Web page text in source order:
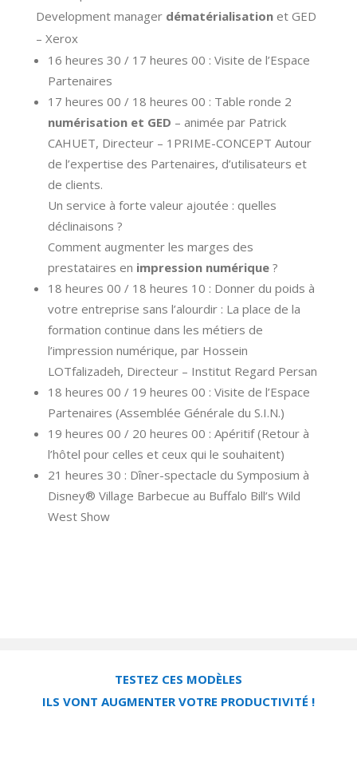
Development manager dématérialisationet GED
– Xerox
16 heures 30 / 17 heures 00 : Visite de l’Espace
Partenaires
17 heures 00 / 18 heures 00 : Table ronde 2
numérisation et GED – animée par Patrick
CAHUET, Directeur – 1PRIME-CONCEPT Autour
de l’expertise des Partenaires, d’utilisateurs et
de clients.
Un service à forte valeur ajoutée : quelles
déclinaisons ?
Comment augmenter les marges des
prestataires en impression numérique?
18 heures 00 / 18 heures 10 : Donner du poids à
votre entreprise sans l’alourdir : La place de la
formation continue dans les métiers de
l’impression numérique, par Hossein
LOTfalizadeh, Directeur – Institut Regard Persan
18 heures 00 / 19 heures 00 : Visite de l’Espace
Partenaires (Assemblée Générale du S.I.N.)
19 heures 00 / 20 heures 00 : Apéritif (Retour à
l’hôtel pour celles et ceux qui le souhaitent)
21 heures 30 : Dîner-spectacle du Symposium à
Disney® Village Barbecue au Buffalo Bill’s Wild
West Show
TESTEZ CES MODÈLES
ILS VONT AUGMENTER VOTRE PRODUCTIVITÉ !